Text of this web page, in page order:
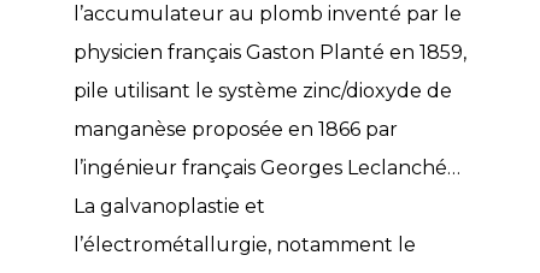
l’accumulateur au plomb inventé par le
physicien français Gaston Planté en 1859,
pile utilisant le système zinc/dioxyde de
manganèse proposée en 1866 par
l’ingénieur français Georges Leclanché…
La galvanoplastie et
l’électrométallurgie, notamment le